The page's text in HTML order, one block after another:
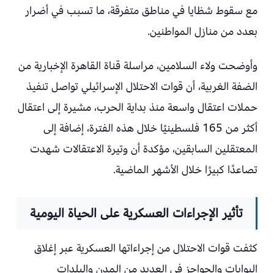
مع سقوط شظايا في مناطق متفرقة، ما تسبب في أضرار
بعدد من منازل المواطنين.
وأوضحت ولاء السلامين، مراسلة قناة القاهرة الإخبارية من
الضفة الغربية، أن قوات الاحتلال الإسرائيلي تواصل تنفيذ
حملات اعتقال واسعة منذ بداية الحرب، مشيرة إلى اعتقال
أكثر من 165 فلسطينيًا خلال هذه الفترة، إضافة إلى
المعتقلين السابقين، مؤكدة أن وتيرة الاعتقالات شهدت
تصاعدًا كبيرًا خلال الأشهر الماضية.
تأثير الإجراءات العسكرية على الحياة اليومية
كثفت قوات الاحتلال من إجراءاتها العسكرية عبر إغلاق
البوابات والحواجز في العديد من المدن والبلدات